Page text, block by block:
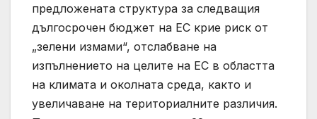
предложената структура за следващия
дългосрочен бюджет на ЕС крие риск от
„зелени измами“, отслабване на
изпълнението на целите на ЕС в областта
на климата и околната среда, както и
увеличаване на териториалните различия.